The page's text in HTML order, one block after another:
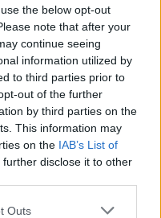
the below opt-out
note that after your
continue seeing
information utilized by
to third parties prior to
out of the further
by third parties on the
This information may
on the IAB’s List of
further disclose it to other
one or more Google
Outs